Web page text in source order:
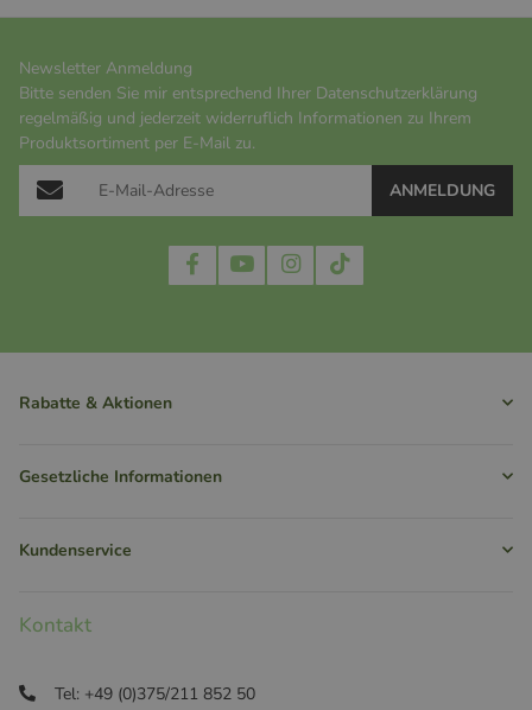
Newsletter Anmeldung
Bitte senden Sie mir entsprechend Ihrer Datenschutzerklärung
regelmäßig und jederzeit widerruflich Informationen zu Ihrem
Produktsortiment per E-Mail zu.
ANMELDUNG
Rabatte & Aktionen
Gesetzliche Informationen
Kundenservice
Kontakt
Tel: +49 (0)375/211 852 50